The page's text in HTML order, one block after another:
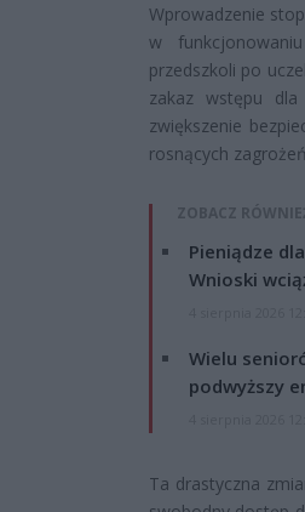
Wprowadzenie
w
przedszkoli po
zakaz wstępu
zwiększenie
rosnących
ZOBACZ
Pieniądze
Wnioski
Wielu
podwyższy
Ta drastyczna